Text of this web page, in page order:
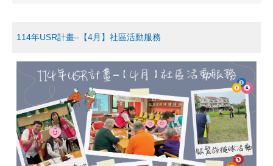
114年USR計畫–【4月】社區活動服務